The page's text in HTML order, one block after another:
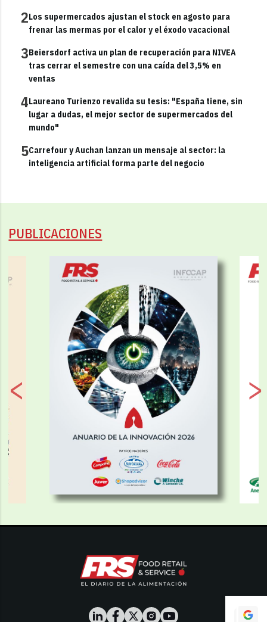
2Los supermercados ajustan el stock en agosto para
frenar las mermas por el calor y el éxodo vacacional
3Beiersdorf activa un plan de recuperación para NIVEA
tras cerrar el semestre con una caída del 3,5% en
ventas
4Laureano Turienzo revalida su tesis: "España tiene, sin
lugar a dudas, el mejor sector de supermercados del
mundo"
5Carrefour y Auchan lanzan un mensaje al sector: la
inteligencia artificial forma parte del negocio
PUBLICACIONES